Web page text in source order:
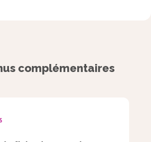
de leurs mesures vaut
complémentaires